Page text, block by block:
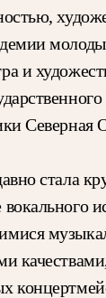
и
стала